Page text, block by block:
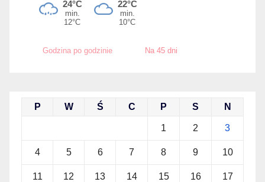
Godzina po godzinie Na 45 dni
P W Ś C P S N
1 2 3
4 5 6 7 8 9 10
11 12 13 14 15 16 17